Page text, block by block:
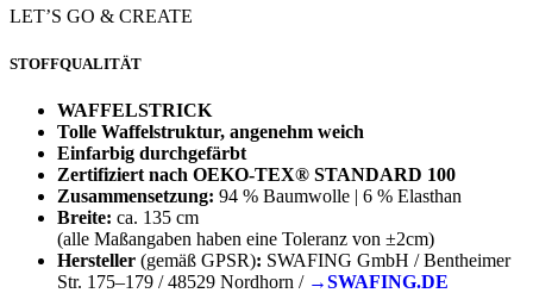
LET’S GO & CREATE
STOFFQUALITÄT
WAFFELSTRICK
Tolle Waffelstruktur, angenehm weich
Einfarbig durchgefärbt
Zertifiziert nach OEKO-TEX® STANDARD 100
Zusammensetzung: 94 % Baumwolle | 6 % Elasthan
Breite: ca. 135 cm
(alle Maßangaben haben eine Toleranz von ±2cm)
Hersteller (gemäß GPSR): SWAFING GmbH / Bentheimer
Str. 175–179 / 48529 Nordhorn / →SWAFING.DE